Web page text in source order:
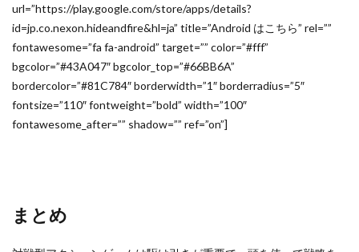
url=”https://play.google.com/store/apps/details?
id=jp.co.nexon.hideandfire&hl=ja” title=”Android はこちら” rel=””
fontawesome=”fa fa-android” target=”” color=”#fff”
bgcolor=”#43A047″ bgcolor_top=”#66BB6A”
bordercolor=”#81C784″ borderwidth=”1″ borderradius=”5″
fontsize=”110″ fontweight=”bold” width=”100″
fontawesome_after=”” shadow=”” ref=”on”]
まとめ